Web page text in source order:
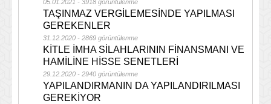
05.01.2021 - 3918 görüntülenme
TAŞINMAZ VERGİLEMESİNDE YAPILMASI
GEREKENLER
31.12.2020 - 2869 görüntülenme
KİTLE İMHA SİLAHLARININ FİNANSMANI VE
HAMİLİNE HİSSE SENETLERİ
29.12.2020 - 2940 görüntülenme
YAPILANDIRMANIN DA YAPILANDIRILMASI
GEREKİYOR